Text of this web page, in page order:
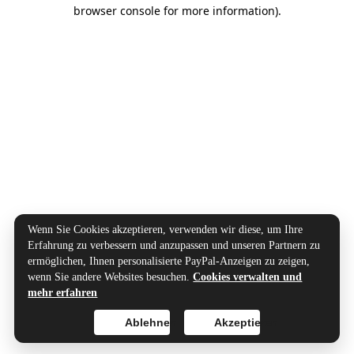
browser console for more information).
Wenn Sie Cookies akzeptieren, verwenden wir diese, um Ihre
Erfahrung zu verbessern und anzupassen und unseren Partnern zu
ermöglichen, Ihnen personalisierte PayPal-Anzeigen zu zeigen,
wenn Sie andere Websites besuchen.Cookies verwalten und
mehr erfahren
Akzeptieren
Ablehnen